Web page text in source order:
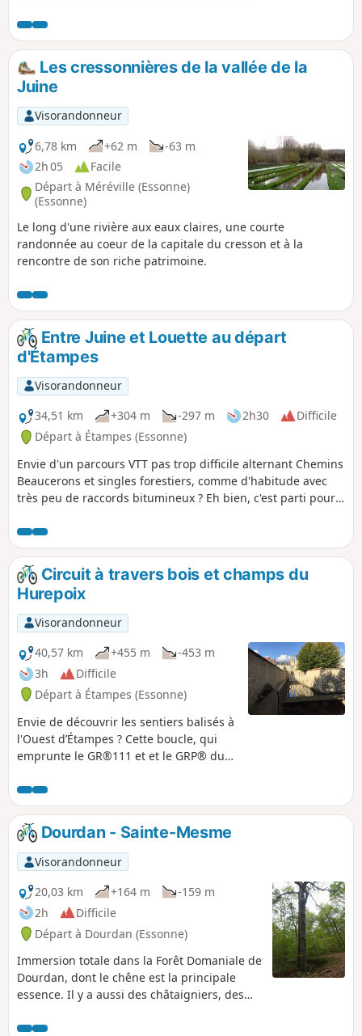
rochers, haras de chevaux, pinède, avec de
jolis sites pour pique-niquer. Un grand bol
de nature !
Les cressonnières de la vallée de la
Juine
Visorandonneur
6,78 km
+62 m
-63 m
2h 05
Facile
Départ à Méréville (Essonne)
(Essonne)
Le long d'une rivière aux eaux claires, une courte
randonnée au coeur de la capitale du cresson et à la
rencontre de son riche patrimoine.
Entre Juine et Louette au départ
d'Étampes
Visorandonneur
34,51 km
+304 m -297 m 2h30
Difficile
Départ à Étampes (Essonne)
Envie d'un parcours VTT pas trop difficile alternant Chemins
Beaucerons et singles forestiers, comme d'habitude avec
très peu de raccords bitumineux ? Eh bien, c'est parti pour
Circuit à travers bois et champs du
Hurepoix
Visorandonneur
40,57 km
+455 m
-453 m
3h
Difficile
Départ à Étampes (Essonne)
Envie de découvrir les sentiers balisés à
l'Ouest d’Étampes ? Cette boucle, qui
emprunte le GR®111 et et le GRP® du
Découverte des coteaux de la Louette et
Chalouette, ensuite direction le plateau
de La-Forêt-le-Roi où l'on embraye sur la
vallée de la Renarde, puis retour par le
plateau d'Etréchy. Un parcours agréable
avec de superbes côtes et de non moins
superbes descentes, comme d'habitude
dans la région.
Dourdan - Sainte-Mesme
Visorandonneur
20,03 km
+164 m
-159 m
2h
Difficile
Départ à Dourdan (Essonne)
Immersion totale dans la Forêt Domaniale de
Dourdan, dont le chêne est la principale
essence. Il y a aussi des châtaigniers, des
certains endroits sablonneux, ils sont